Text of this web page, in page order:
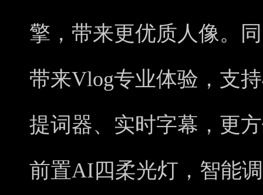
擎，带来更优质人像。
带来Vlog专业体验，支
提词器、实时字幕，更
前置AI四柔光灯，智能